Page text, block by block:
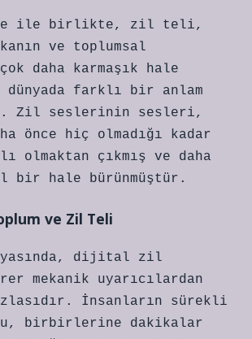
ile birlikte, zil teli,
ve toplumsal
daha karmaşık hale
farklı bir anlam
Zil seslerinin sesleri,
önce hiç olmadığı kadar
olmaktan çıkmış ve daha
bir hale bürünmüştür.
ve Zil Teli
dijital zil
mekanik uyarıcılardan
İnsanların sürekli
birbirlerine dakikalar